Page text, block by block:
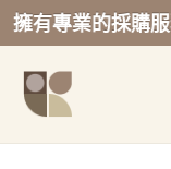
擁有專業的採購服